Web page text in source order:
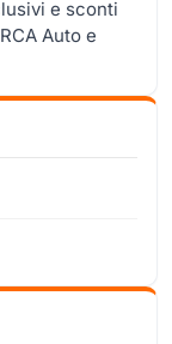
e sconti
Auto e